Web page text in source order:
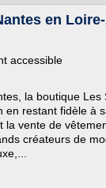
en
accessible
la boutique Les
en restant fidèle à
la vente de
créateurs de